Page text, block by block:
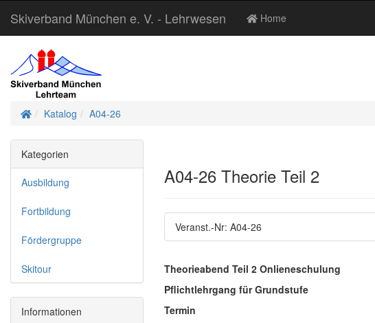
Skiverband München e. V. - Lehrwesen Home
Startseite
Katalog A04-26
A04-26 Theorie Teil 2
Veranst.-Nr: A04-26
Theorieabend Teil 2 Onlieneschulung
Pflichtlehrgang für Grundstufe
Termin
Kategorien
Ausbildung
Fortbildung
Fördergruppe
Skitour
Informationen